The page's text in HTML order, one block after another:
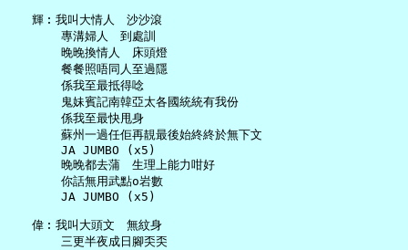
   輝︰我叫大情人　沙沙滾
       專溝婦人　到處訓
       晚晚換情人　床頭燈
       餐餐照唔同人至過隱
       係我至最抵得唸
       鬼妹賓記南韓亞太各國統統有我份
       係我至最快甩身
       蘇州一過任佢再靚最後始終終於無下文
       JA JUMBO (x5)
       晚晚都去蒲　生理上能力咁好
       你話無用武點o岩數
       JA JUMBO (x5)
   偉︰我叫大頭文　無紋身
       三更半夜成日腳奀奀